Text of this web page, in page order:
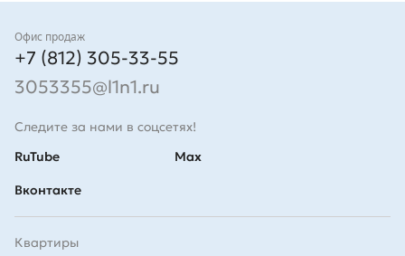
Контакты
Офис продаж
+7 (812) 305-33-55
3053355@l1n1.ru
Следите за нами в соцсетях!
RuTube
Вконтакте
Max
Квартиры